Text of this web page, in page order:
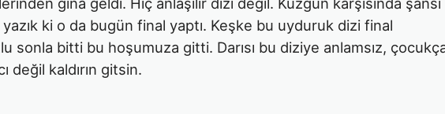
ki o da bugün final yaptı. Keşke bu uyduruk dizi final
sonla bitti bu hoşumuza gitti. Darısı bu diziye anlamsız,
değil kaldırın gitsin.